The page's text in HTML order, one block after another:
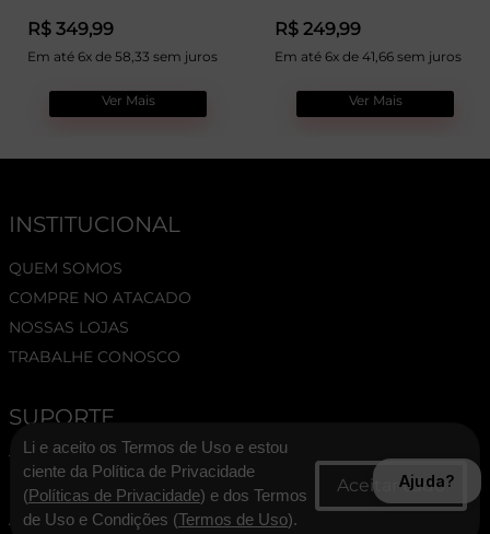
R$ 349,99
Em até 6x de 58,33 sem juros
Ver Mais
R$ 249,99
Em até 6x de 41,66 sem juros
Ver Mais
INSTITUCIONAL
QUEM SOMOS
COMPRE NO ATACADO
NOSSAS LOJAS
TRABALHE CONOSCO
SUPORTE
TERMOS E CONDIÇÕES
POLÍTICA DE PRIVACIDADE
ASSESSORIA DE IMPRENSA
Li e aceito os Termos de Uso e estou
ciente da Política de Privacidade
(Políticas de Privacidade) e dos Termos
de Uso e Condições (Termos de Uso).
Ajuda?